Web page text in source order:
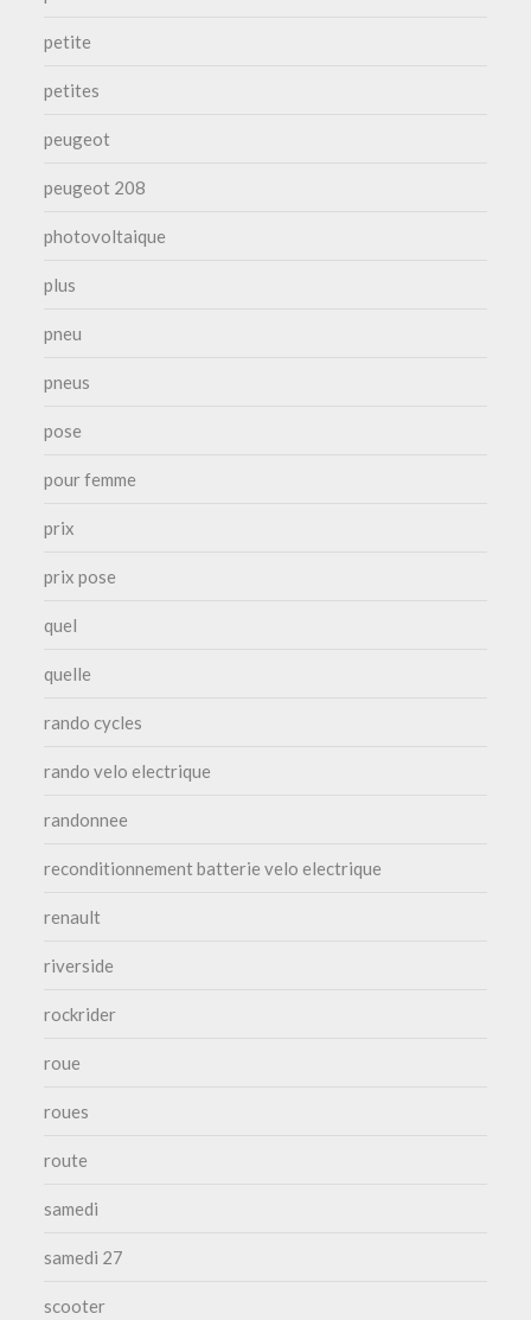
petite
petites
peugeot
peugeot 208
photovoltaique
plus
pneu
pneus
pose
pour femme
prix
prix pose
quel
quelle
rando cycles
rando velo electrique
randonnee
reconditionnement batterie velo electrique
renault
riverside
rockrider
roue
roues
route
samedi
samedi 27
scooter